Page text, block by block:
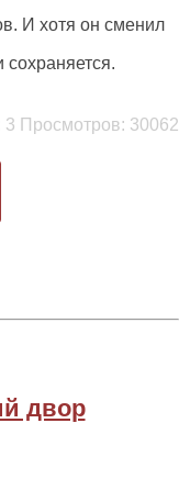
И хотя он сменил
сохраняется.
3 Просмотров: 30062
двор